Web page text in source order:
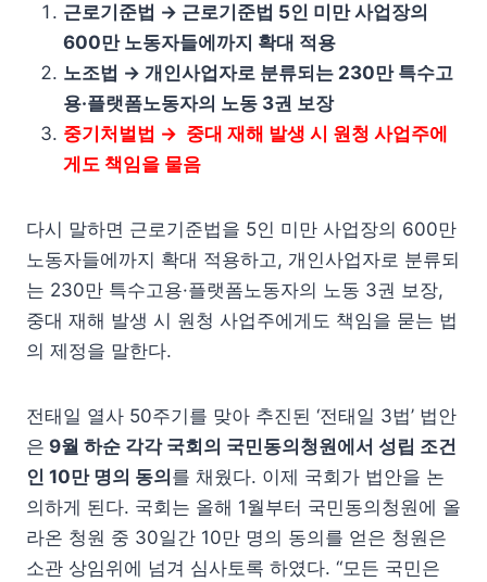
근로기준법 → 근로기준법 5인 미만 사업장의
600만 노동자들에까지 확대 적용
노조법 → 개인사업자로 분류되는 230만 특수고
용·플랫폼노동자의 노동 3권 보장
중기처벌법 → 중대 재해 발생 시 원청 사업주에
게도 책임을 물음
다시 말하면 근로기준법을 5인 미만 사업장의 600만
노동자들에까지 확대 적용하고, 개인사업자로 분류되
는 230만 특수고용·플랫폼노동자의 노동 3권 보장,
중대 재해 발생 시 원청 사업주에게도 책임을 묻는 법
의 제정을 말한다.
전태일 열사 50주기를 맞아 추진된 ‘전태일 3법’ 법안
은 9월 하순 각각 국회의 국민동의청원에서 성립 조건
인 10만 명의 동의 를 채웠다. 이제 국회가 법안을 논
의하게 된다. 국회는 올해 1월부터 국민동의청원에 올
라온 청원 중 30일간 10만 명의 동의를 얻은 청원은
소관 상임위에 넘겨 심사토록 하였다. “모든 국민은